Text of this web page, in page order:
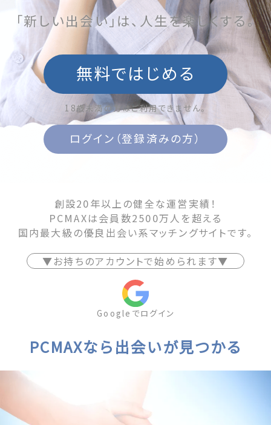
「新しい出会い」は、人生を楽しくする。
無料ではじめる
18歳未満の方はご利用できません。
ログイン（登録済みの方）
創設20年以上の健全な運営実績！
PCMAXは会員数2500万人を超える
国内最大級の優良出会い系マッチングサイトです。
▼お持ちのアカウントで始められます▼
Googleでログイン
PCMAXなら出会いが見つかる